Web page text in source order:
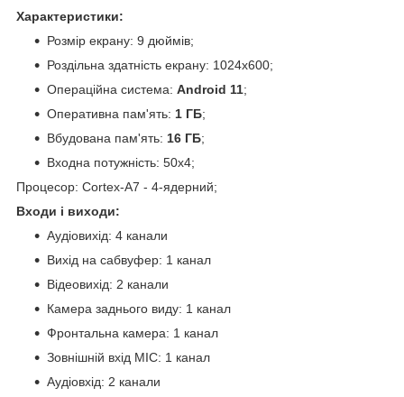
Характеристики:
Розмір екрану: 9 дюймів;
Роздільна здатність екрану: 1024х600;
Операційна система: Android 11;
Оперативна пам'ять: 1 ГБ;
Вбудована пам'ять: 16 ГБ;
Входна потужність: 50х4;
Процесор: Cortex-A7 - 4-ядерний;
Входи і виходи:
Аудіовихід: 4 канали
Вихід на сабвуфер: 1 канал
Відеовихід: 2 канали
Камера заднього виду: 1 канал
Фронтальна камера: 1 канал
Зовнішній вхід MIC: 1 канал
Аудіовхід: 2 канали